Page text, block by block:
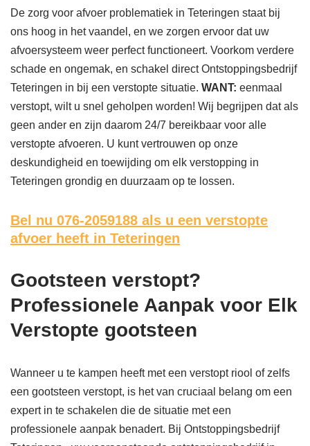
De zorg voor afvoer problematiek in Teteringen staat bij
ons hoog in het vaandel, en we zorgen ervoor dat uw
afvoersysteem weer perfect functioneert. Voorkom verdere
schade en ongemak, en schakel direct Ontstoppingsbedrijf
Teteringen in bij een verstopte situatie. WANT: eenmaal
verstopt, wilt u snel geholpen worden! Wij begrijpen dat als
geen ander en zijn daarom 24/7 bereikbaar voor alle
verstopte afvoeren. U kunt vertrouwen op onze
deskundigheid en toewijding om elk verstopping in
Teteringen grondig en duurzaam op te lossen.
Bel nu 076-2059188 als u een verstopte
afvoer heeft in Teteringen
Gootsteen verstopt?
Professionele Aanpak voor Elk
Verstopte gootsteen
Wanneer u te kampen heeft met een verstopt riool of zelfs
een gootsteen verstopt, is het van cruciaal belang om een
expert in te schakelen die de situatie met een
professionele aanpak benadert. Bij Ontstoppingsbedrijf